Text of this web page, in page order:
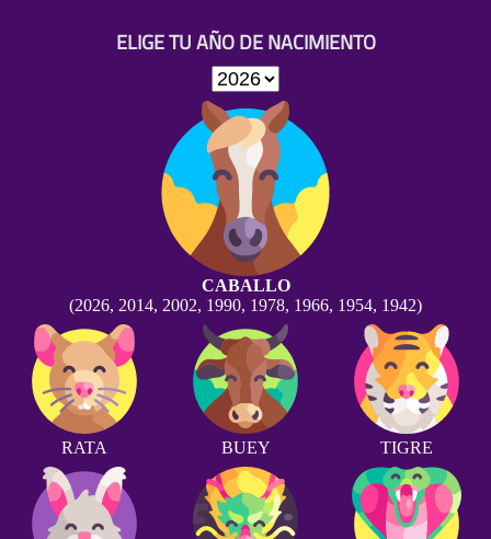
ELIGE TU AÑO DE NACIMIENTO
CABALLO
(2026, 2014, 2002, 1990, 1978, 1966, 1954, 1942)
RATA BUEY TIGRE